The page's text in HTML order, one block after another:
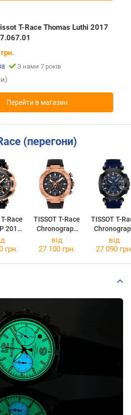
T-Race Thomas Luthi 2017
грн.
З нами 7 років
Перейти в магазин
(перегони)
Race
2017
TISSOT T-Race
Chronograph
T141.417.37.0
51.00
TISSOT T-
41.00
грн.
від
27 100 грн.
від
27 090